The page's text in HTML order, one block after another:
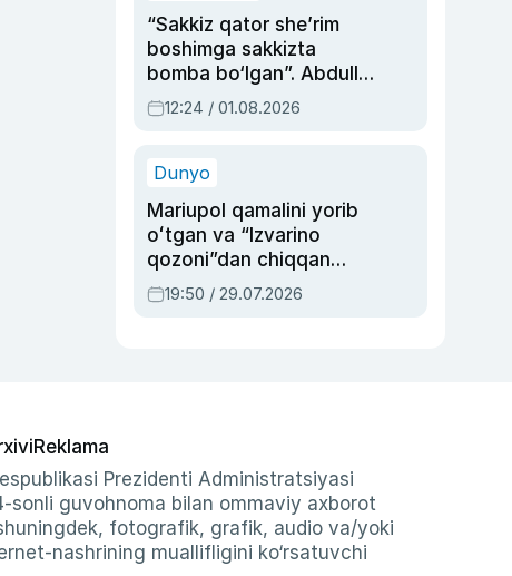
“Sakkiz qator she’rim
boshimga sakkizta
bomba bo‘lgan”. Abdulla
Oripovni siyosiy
ayblovlardan asrab
12:24 / 01.08.2026
Dunyo
Mariupol qamalini yorib
oʻtgan va “Izvarino
qozoni”dan chiqqan
qahramon — Ukraina
armiyasi bosh
19:50 / 29.07.2026
Reklama
Prezidenti Administratsiyasi
guvohnoma bilan ommaviy axborot
fotografik, grafik, audio va/yoki
nashrining muallifligini ko‘rsatuvchi